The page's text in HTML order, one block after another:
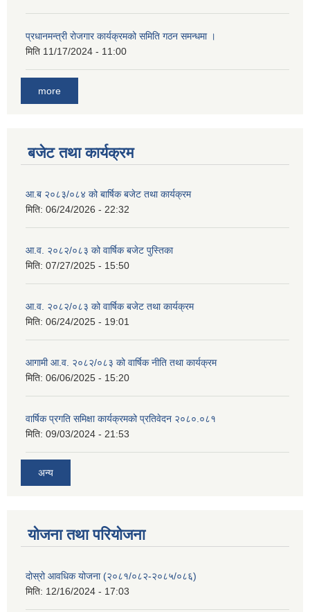
प्रधानमन्त्री रोजगार कार्यक्रमको समिति गठन समन्धमा ।
मिति 11/17/2024 - 11:00
more
बजेट तथा कार्यक्रम
आ.ब २०८३/०८४ को बार्षिक बजेट तथा कार्यक्रम
मिति: 06/24/2026 - 22:32
आ.व. २०८२/०८३ को वार्षिक बजेट पुस्तिका
मिति: 07/27/2025 - 15:50
आ.व. २०८२/०८३ को वार्षिक बजेट तथा कार्यक्रम
मिति: 06/24/2025 - 19:01
आगामी आ.व. २०८२/०८३ को वार्षिक नीति तथा कार्यक्रम
मिति: 06/06/2025 - 15:20
वार्षिक प्रगति समिक्षा कार्यक्रमको प्रतिवेदन २०८०.०८१
मिति: 09/03/2024 - 21:53
अन्य
योजना तथा परियोजना
दोस्रो आवधिक योजना (२०८१/०८२-२०८५/०८६)
मिति: 12/16/2024 - 17:03